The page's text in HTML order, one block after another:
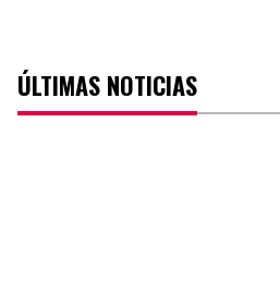
ÚLTIMAS NOTICIAS